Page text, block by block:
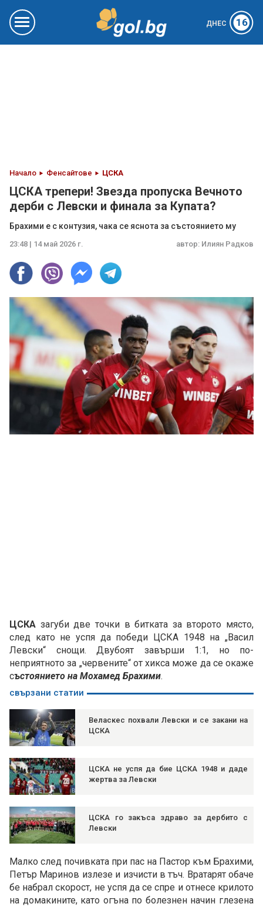
ДНЕС 16
Начало Фенсайтове ЦСКА
ЦСКА трепери! Звезда пропуска Вечното
дерби с Левски и финала за Купата?
Брахими е с контузия, чака се яснота за състоянието му
23:48 | 14 май 2026 г. автор: Илиян Радков
ЦСКА загуби две точки в битката за второто място,
след като не успя да победи ЦСКА 1948 на „Васил
Левски“ снощи. Двубоят завърши 1:1, но по-
неприятното за „червените“ от хикса може да се окаже
състоянието на Мохамед Брахими.
свързани статии
Веласкес похвали Левски и се закани на
ЦСКА
ЦСКА не успя да бие ЦСКА 1948 и даде
жертва за Левски
ЦСКА го закъса здраво за дербито с
Левски
Малко след почивката при пас на Пастор към Брахими,
Петър Маринов излезе и изчисти в тъч. Вратарят обаче
бе набрал скорост, не успя да се спре и отнесе крилото
на домакините, като огъна по болезнен начин глезена